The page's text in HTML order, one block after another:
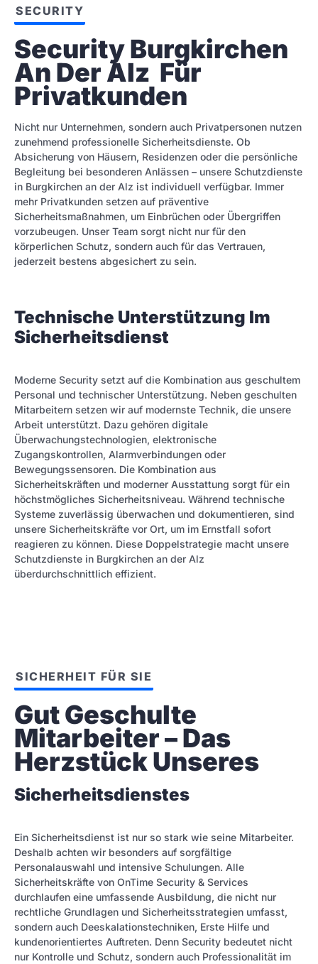
SECURITY
Security Burgkirchen
An Der Alz  Für
Privatkunden
Nicht nur Unternehmen, sondern auch Privatpersonen nutzen
zunehmend professionelle Sicherheitsdienste. Ob
Absicherung von Häusern, Residenzen oder die persönliche
Begleitung bei besonderen Anlässen – unsere Schutzdienste
in Burgkirchen an der Alz ist individuell verfügbar. Immer
mehr Privatkunden setzen auf präventive
Sicherheitsmaßnahmen, um Einbrüchen oder Übergriffen
vorzubeugen. Unser Team sorgt nicht nur für den
körperlichen Schutz, sondern auch für das Vertrauen,
jederzeit bestens abgesichert zu sein.
Technische Unterstützung Im
Sicherheitsdienst
Moderne Security setzt auf die Kombination aus geschultem
Personal und technischer Unterstützung. Neben geschulten
Mitarbeitern setzen wir auf modernste Technik, die unsere
Arbeit unterstützt. Dazu gehören digitale
Überwachungstechnologien, elektronische
Zugangskontrollen, Alarmverbindungen oder
Bewegungssensoren. Die Kombination aus
Sicherheitskräften und moderner Ausstattung sorgt für ein
höchstmögliches Sicherheitsniveau. Während technische
Systeme zuverlässig überwachen und dokumentieren, sind
unsere Sicherheitskräfte vor Ort, um im Ernstfall sofort
reagieren zu können. Diese Doppelstrategie macht unsere
Schutzdienste in Burgkirchen an der Alz
überdurchschnittlich effizient.
SICHERHEIT FÜR SIE
Gut Geschulte
Mitarbeiter – Das
Herzstück Unseres
Sicherheitsdienstes
Ein Sicherheitsdienst ist nur so stark wie seine Mitarbeiter.
Deshalb achten wir besonders auf sorgfältige
Personalauswahl und intensive Schulungen. Alle
Sicherheitskräfte von OnTime Security & Services
durchlaufen eine umfassende Ausbildung, die nicht nur
rechtliche Grundlagen und Sicherheitsstrategien umfasst,
sondern auch Deeskalationstechniken, Erste Hilfe und
kundenorientiertes Auftreten. Denn Security bedeutet nicht
nur Kontrolle und Schutz, sondern auch Professionalität im